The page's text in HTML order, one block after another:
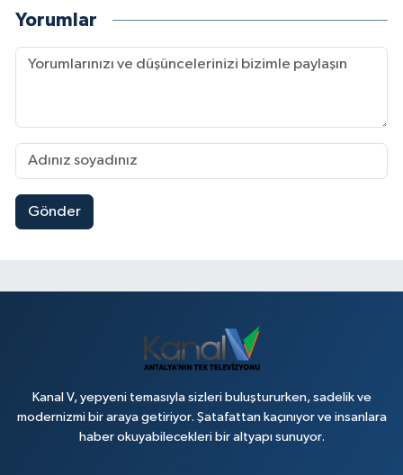
Yorumlar
Gönder
Kanal V, yepyeni temasıyla sizleri buluştururken, sadelik ve
modernizmi bir araya getiriyor. Şatafattan kaçınıyor ve insanlara
haber okuyabilecekleri bir altyapı sunuyor.